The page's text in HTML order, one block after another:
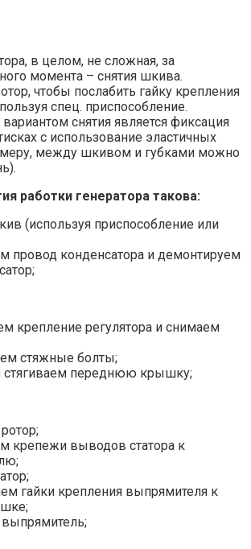
в целом, не сложная, за
момента – снятия шкива.
чтобы послабить гайку крепления
спец. приспособление.
снятия является фиксация
с использование эластичных
между шкивом и губками можно
работки генератора такова:
(используя приспособление или
провод конденсатора и демонтируем
крепление регулятора и снимаем
стяжные болты;
переднюю крышку;
крепежи выводов статора к
гайки крепления выпрямителя к